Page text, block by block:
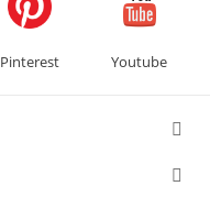
Pinterest Youtube